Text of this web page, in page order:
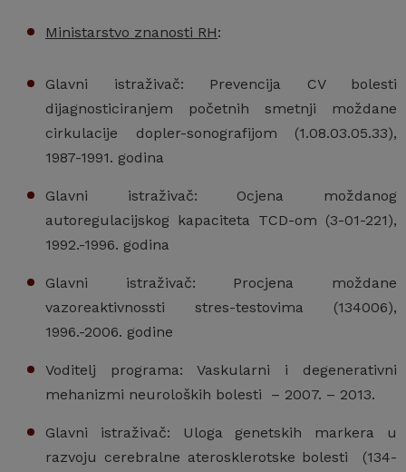
Ministarstvo znanosti RH:
Glavni istraživač: Prevencija CV bolesti
dijagnosticiranjem početnih smetnji moždane
cirkulacije dopler-sonografijom (1.08.03.05.33),
1987-1991. godina
Glavni istraživač: Ocjena moždanog
autoregulacijskog kapaciteta TCD-om (3-01-221),
1992.-1996. godina
Glavni istraživač: Procjena moždane
vazoreaktivnossti stres-testovima (134006),
1996.-2006. godine
Voditelj programa: Vaskularni i degenerativni
mehanizmi neuroloških bolesti – 2007. – 2013.
Glavni istraživač: Uloga genetskih markera u
razvoju cerebralne aterosklerotske bolesti (134-